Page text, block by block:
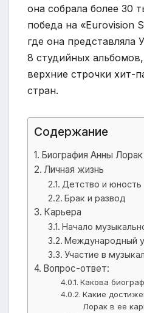
она собрала более 30
победа на «Eurovision
где она представляла
8 студийных
верхние строчки хит-
стран.
Содержание
Биография Анны Лорак
Личная жизнь
Детство и юность
Брак и развод
Карьера
Начало
Международный
Участие в
Вопрос-ответ:
Какова
Какие
Лорак в ее